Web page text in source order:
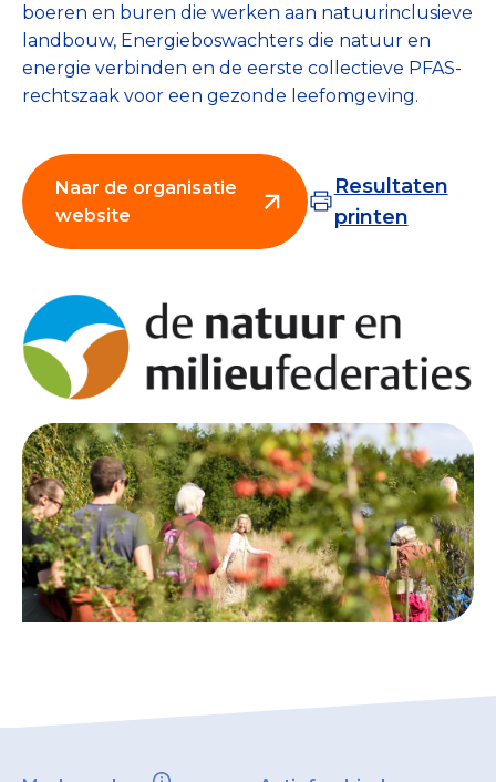
Check keurmerk goede doelen
Over het CBF
Veelgestelde vragen
Register Erkende Donatieplatformen
boeren en buren die werken aan natuurinclusieve
landbouw, Energieboswachters die natuur en
energie verbinden en de eerste collectieve PFAS-
rechtszaak voor een gezonde leefomgeving.
Naar de organisatie
website
Resultaten
printen